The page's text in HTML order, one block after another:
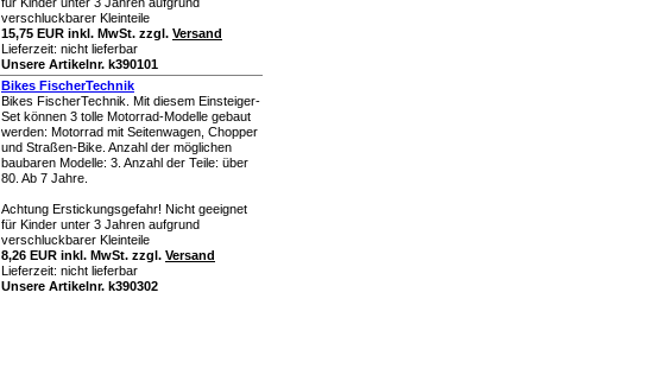
verschluckbarer Kleinteile
15,75 EUR inkl. MwSt. zzgl. Versand
Lieferzeit: nicht lieferbar
Unsere Artikelnr. k390101
Bikes FischerTechnik
Bikes FischerTechnik. Mit diesem Einsteiger-
Set können 3 tolle Motorrad-Modelle gebaut
werden: Motorrad mit Seitenwagen, Chopper
und Straßen-Bike. Anzahl der möglichen
baubaren Modelle: 3. Anzahl der Teile: über
80. Ab 7 Jahre.
Achtung Erstickungsgefahr! Nicht geeignet
für Kinder unter 3 Jahren aufgrund
verschluckbarer Kleinteile
8,26 EUR inkl. MwSt. zzgl. Versand
Lieferzeit: nicht lieferbar
Unsere Artikelnr. k390302